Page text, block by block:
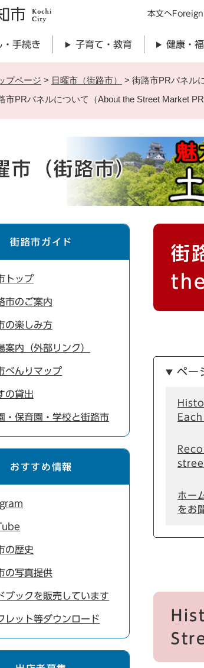
本文へ
・手続き 子育て・教育 健康・
プページ > 日曜市（街路市） > 街路市PRパネル
市PRパネルについて（About the Street Market PR
市（街路市）
街
ペー
ホー
をお
街路市ガイド
トップ
市のご案内
の楽しみ方
案内（外部リンク）
べんりマップ
の貸出
・保育園・学校と街路市
おすすめ情報
の歴史
の写真提供
ブックを販売しています
レット等ダウンロード